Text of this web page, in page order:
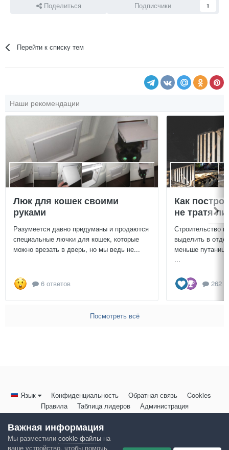
Поделиться Подписчики 1
Перейти к списку тем
Наши рекомендации
Люк для кошек своими
руками
Разумеется давно придуманы и продаются
специальные лючки для кошек, которые
можно врезать в дверь, но мы ведь не...
6 ответов
Как
не тратя
Строительство
выделить в
меньше
...
262
Посмотреть всё
Язык Конфиденциальность Обратная связь
Cookies
Правила
Таблица лидеров Администрация
Powered by Invision Community
Важная информация
Мы разместили cookie-файлы на
ваше устройство, чтобы помочь